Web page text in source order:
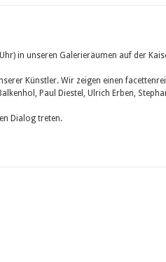
in unseren Galerieräumen auf der
Künstler. Wir zeigen einen
Paul Diestel, Ulrich Erben,
Dialog treten.